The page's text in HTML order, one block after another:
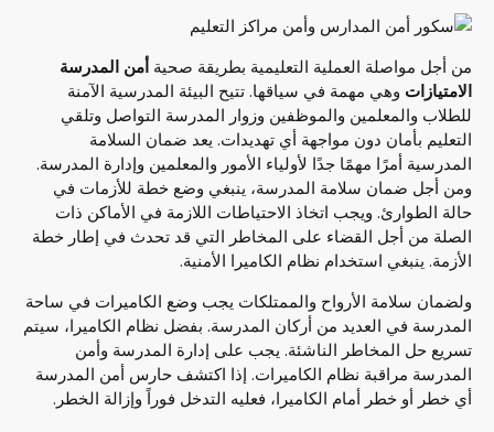
من أجل مواصلة العملية التعليمية بطريقة صحية أمن المدرسة
الامتيازات وهي مهمة في سياقها. تتيح البيئة المدرسية الآمنة
للطلاب والمعلمين والموظفين وزوار المدرسة التواصل وتلقي
التعليم بأمان دون مواجهة أي تهديدات. يعد ضمان السلامة
المدرسية أمرًا مهمًا جدًا لأولياء الأمور والمعلمين وإدارة المدرسة.
ومن أجل ضمان سلامة المدرسة، ينبغي وضع خطة للأزمات في
حالة الطوارئ. ويجب اتخاذ الاحتياطات اللازمة في الأماكن ذات
الصلة من أجل القضاء على المخاطر التي قد تحدث في إطار خطة
الأزمة. ينبغي استخدام نظام الكاميرا الأمنية.
ولضمان سلامة الأرواح والممتلكات يجب وضع الكاميرات في ساحة
المدرسة في العديد من أركان المدرسة. بفضل نظام الكاميرا، سيتم
تسريع حل المخاطر الناشئة. يجب على إدارة المدرسة وأمن
المدرسة مراقبة نظام الكاميرات. إذا اكتشف حارس أمن المدرسة
أي خطر أو خطر أمام الكاميرا، فعليه التدخل فوراً وإزالة الخطر.